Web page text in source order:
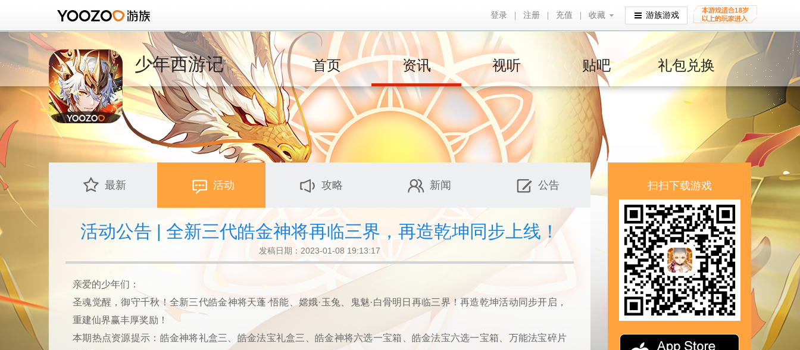
登录 注册 充值 收藏
收藏 游族游戏
少年西游记 首页 资讯 视听 贴吧 礼包兑换
最新 活动 攻略 新闻 公告
活动公告 | 全新三代皓金神将再临三界，再造乾坤同步上线！
发稿日期：2023-01-08 19:13:17
亲爱的少年们：
圣魂觉醒，御守千秋！全新三代皓金神将天蓬·悟能、嫦娥·玉兔、鬼魅·白骨明日再临三界！再造乾坤活动同步开启，
重建仙界赢丰厚奖励！
本期热点资源提示：皓金神将礼盒三、皓金法宝礼盒三、皓金神将六选一宝箱、皓金法宝六选一宝箱、万能法宝碎片
扫扫下载游戏